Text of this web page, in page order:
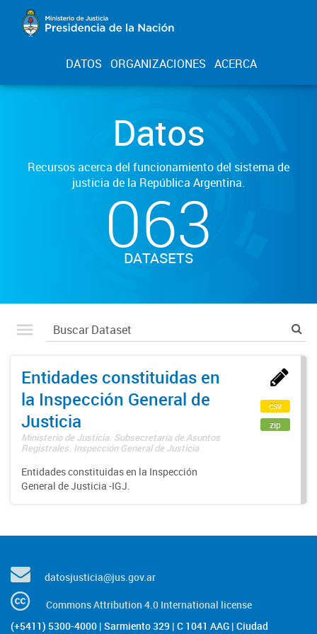
DATOS ORGANIZACIONES ACERCA
Datos
Recursos acerca del funcionamiento del sistema de
justicia de la República Argentina.
063
DATASETS
Entidades constituidas en
la Inspección General de
Justicia
Ministerio de Justicia. Subsecretaría de Asuntos
Registrales. Inspección General de Justicia
Entidades constituidas en la Inspección
General de Justicia -IGJ.
csv
zip
datosjusticia@jus.gov.ar
Commons Attribution 4.0 International license
(+5411) 5300-4000 | Sarmiento 329 | C 1041 AAG | Ciudad